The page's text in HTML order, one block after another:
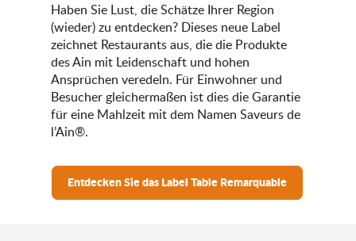
Haben Sie Lust, die Schätze Ihrer Region
(wieder) zu entdecken? Dieses neue Label
zeichnet Restaurants aus, die die Produkte
des Ain mit Leidenschaft und hohen
Ansprüchen veredeln. Für Einwohner und
Besucher gleichermaßen ist dies die Garantie
für eine Mahlzeit mit dem Namen Saveurs de
l’Ain®.
Entdecken Sie das Label Table Remarquable